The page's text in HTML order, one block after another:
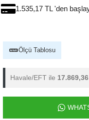
1.535,17 TL 'den
Ölçü Tablosu
Havale/EFT ile